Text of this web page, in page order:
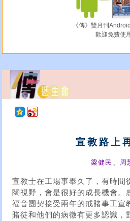
《傳》雙月刊
歡迎免費使
宣教路上
梁健民、周
宣教士在工場事奉久了，有時間
闊視野，會是很好的成長機會。
福音團契接受兩年的戒賭事工宣
賭徒和他們的病徵有更多認識，